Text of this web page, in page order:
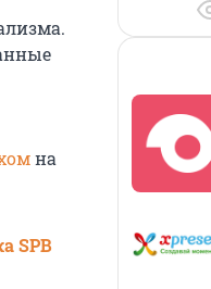
на
SPB